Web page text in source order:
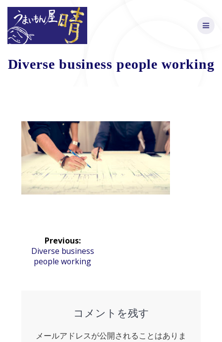
Diverse business people working
Previous:
Previous
post:
Diverse business
people working
コメントを残す
メールアドレスが公開されることはありま